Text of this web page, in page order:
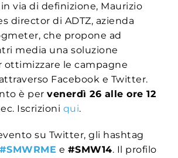
via di definizione, Maurizio
director di ADTZ, azienda
che propone ad
media una soluzione
ottimizzare le campagne
Facebook e Twitter.
è pervenerdì 26 alle ore 12
Iscrizioni qui.
su Twitter, gli hashtag
#SMWRME e #SMW14. Il profilo